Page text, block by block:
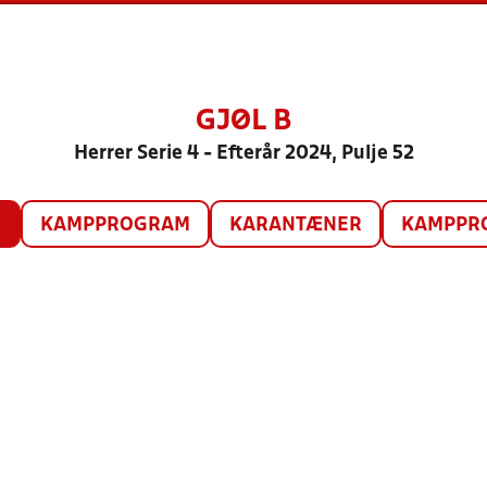
GJØL B
Herrer Serie 4 - Efterår 2024, Pulje 52
KAMPPROGRAM KARANTÆNER